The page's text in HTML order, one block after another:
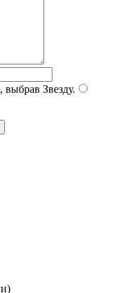
выбрав Звезду.